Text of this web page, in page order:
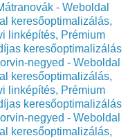
- Weboldal
keresőoptimalizálás,
linképítés, Prémium
keresőoptimalizálás
negyed - Weboldal
keresőoptimalizálás,
linképítés, Prémium
keresőoptimalizálás
negyed - Weboldal
keresőoptimalizálás,